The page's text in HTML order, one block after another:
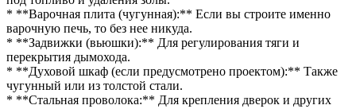
* **Варочная плита (чугунная):** Если вы строите именно
варочную печь, то без нее никуда.
* **Задвижки (вьюшки):** Для регулирования тяги и
перекрытия дымохода.
* **Духовой шкаф (если предусмотрено проектом):** Также
чугунный или из толстой стали.
* **Стальная проволока:** Для крепления дверок и других